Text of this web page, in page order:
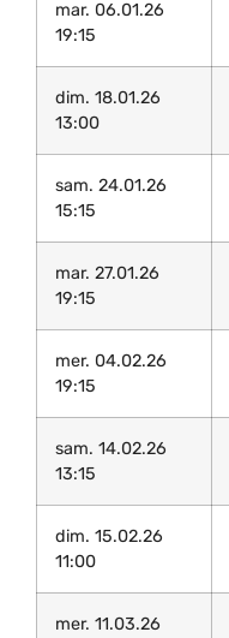
mar. 06.01.26
19:15
dim. 18.01.26
13:00
sam. 24.01.26
15:15
mar. 27.01.26
19:15
mer. 04.02.26
19:15
sam. 14.02.26
13:15
dim. 15.02.26
11:00
mer. 11.03.26